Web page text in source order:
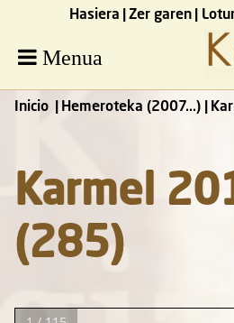
Hasiera Zer garen
Menua
Inicio Hemeroteka (2007...)
Karmel
(285)